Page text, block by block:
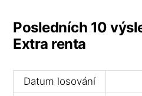
Posledních 10
Extra renta
Datum losování